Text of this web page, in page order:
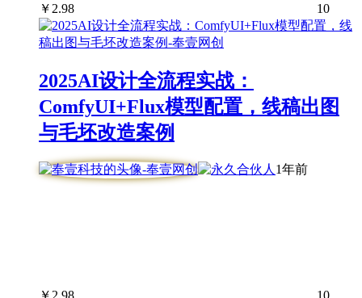
￥ 2.98 10
2025AI设计全流程实战：
ComfyUI+Flux模型配置，线稿出图
与毛坯改造案例
1年前
￥ 2.98 10